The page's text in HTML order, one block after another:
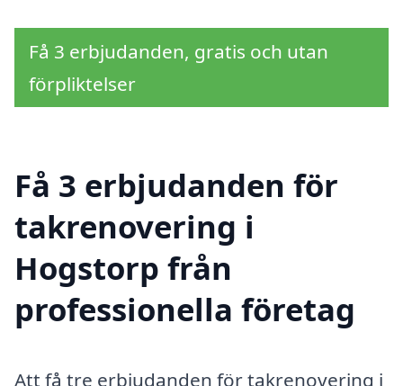
Få 3 erbjudanden, gratis och utan
förpliktelser
Få 3 erbjudanden för
takrenovering i
Hogstorp från
professionella företag
Att få tre erbjudanden för takrenovering i